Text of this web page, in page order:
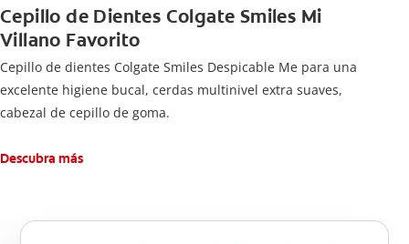
Cepillo de Dientes Colgate Smiles Mi
Villano Favorito
Cepillo de dientes Colgate Smiles Despicable Me para una
excelente higiene bucal, cerdas multinivel extra suaves,
cabezal de cepillo de goma.
Descubra más